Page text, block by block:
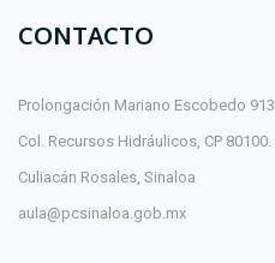
CONTACTO
Prolongación Mariano Escobedo 913
Col. Recursos Hidráulicos, CP 80100.
Culiacán Rosales, Sinaloa
aula@pcsinaloa.gob.mx